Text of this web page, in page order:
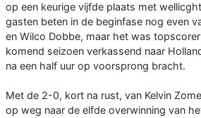
op een keurige vijfde plaats met
gasten beten in de beginfase nog even
en Wilco Dobbe, maar het was
komend seizoen verkassend naar
na een half uur op voorsprong bracht.
Met de 2-0, kort na rust, van Kelvin
op weg naar de elfde overwinning van